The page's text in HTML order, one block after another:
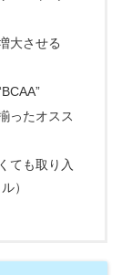
大させる
ったオスス
ても取り入
）